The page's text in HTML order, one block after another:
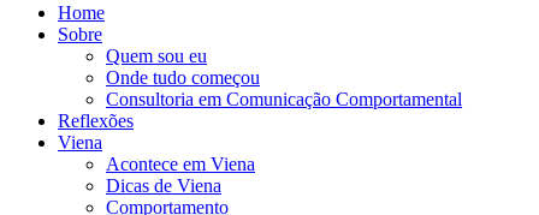
Home
Sobre
Quem sou eu
Onde tudo começou
Consultoria em Comunicação Comportamental
Reflexões
Viena
Acontece em Viena
Dicas de Viena
Comportamento